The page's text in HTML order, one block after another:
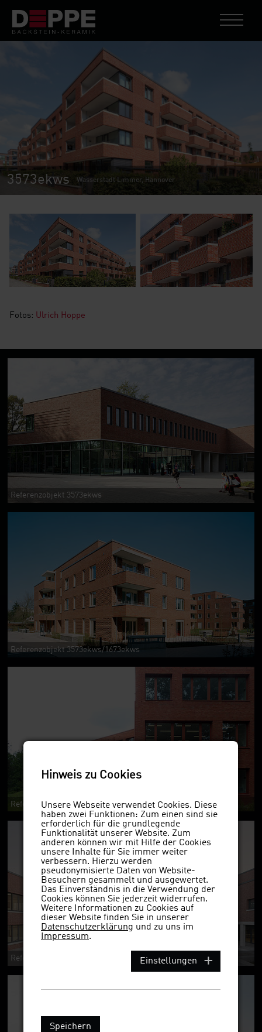
3573ekws Wasserstadt Limmer, Hannover
Fotos: Ulrich Hoppe
Referenzobjekt 3573ekws
Referenzobjekt 3573ekws/1673ekws
Referenzobjekt 3573ekws
Referenzobjekt 3573ekws NF
Hinweis zu Cookies
Unsere Webseite verwendet Cookies. Diese
haben zwei Funktionen: Zum einen sind sie
erforderlich für die grundlegende
Funktionalität unserer Website. Zum
anderen können wir mit Hilfe der Cookies
unsere Inhalte für Sie immer weiter
verbessern. Hierzu werden
pseudonymisierte Daten von Website-
Besuchern gesammelt und ausgewertet.
Das Einverständnis in die Verwendung der
Cookies können Sie jederzeit widerrufen.
Weitere Informationen zu Cookies auf
dieser Website finden Sie in unserer
Datenschutzerklärung und zu uns im
Impressum.
Einstellungen
Speichern